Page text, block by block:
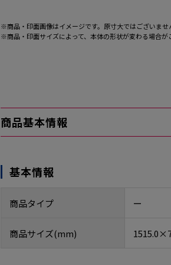
※商品・印面画像はイメージです。原寸大ではございませ
※商品・印面サイズによって、本体の形状が変わる場合が
商品基本情報
基本情報
商品タイプ ー
商品サイズ(mm)